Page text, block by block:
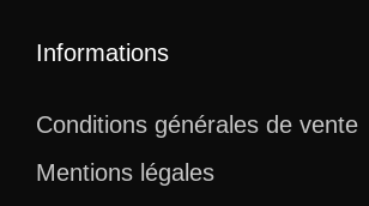
Informations
Conditions générales de vente
Mentions légales